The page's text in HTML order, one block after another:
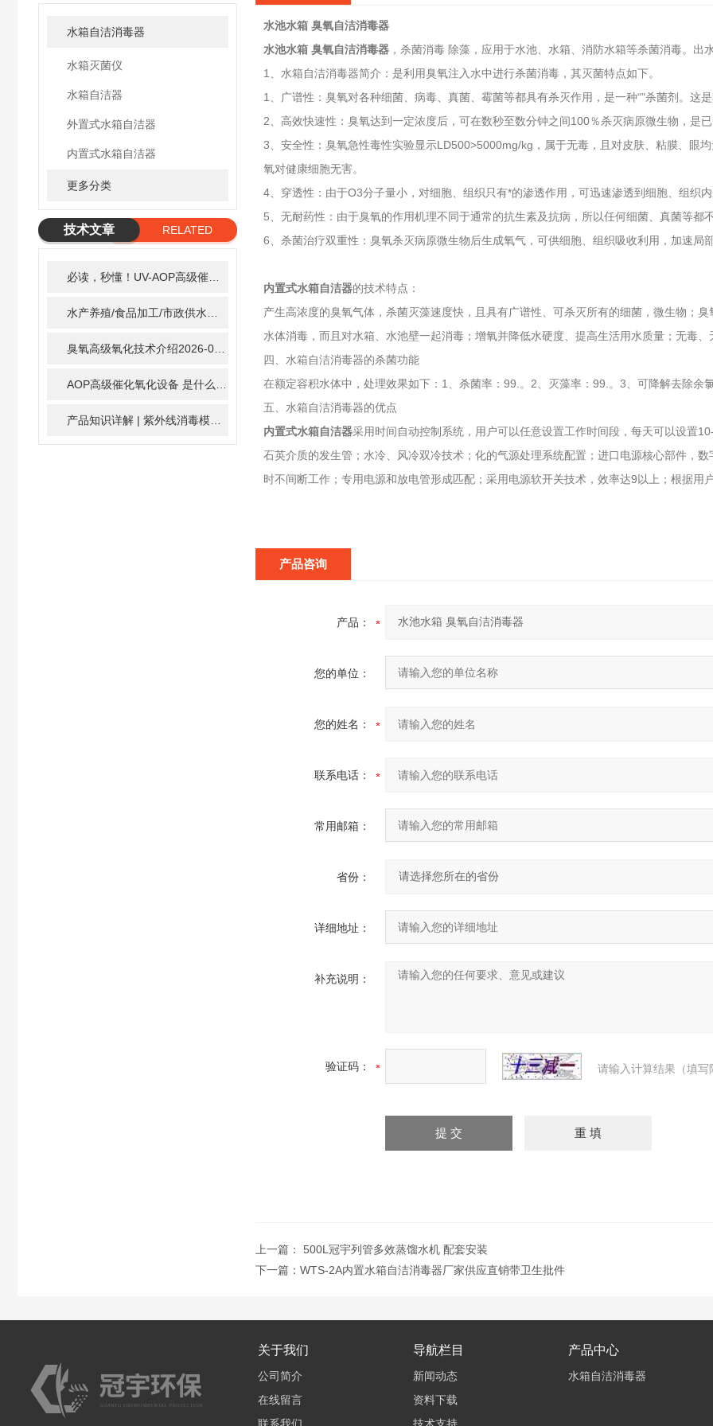
水箱自洁消毒器
水箱灭菌仪
水箱自洁器
外置式水箱自洁器
内置式水箱自洁器
更多分类
技术文章
RELATED
2026-06-26
臭氧高级氧化技术介绍2026-02-27
2025-11-17
水池水箱 臭氧自洁消毒器
水池水箱 臭氧自洁消毒器 ，杀菌消毒 除藻，应用于水池、水箱、消防水箱等杀菌消毒。出
1、水箱自洁消毒器简介：是利用臭氧注入水中进行杀菌消毒，其灭菌特点如下。
1、广谱性：臭氧对各种细菌、病毒、真菌、霉菌等都具有杀灭作用，是一种“"杀菌剂。这是
2、高效快速性：臭氧达到一定浓度后，可在数秒至数分钟之间100％杀灭病原微生物，是已
3、安全性：臭氧急性毒性实验显示LD500>5000mg/kg，属于无毒，且对皮肤、粘膜、眼
氧对健康细胞无害。
4、穿透性：由于O3分子量小，对细胞、组织只有*的渗透作用，可迅速渗透到细胞、组织内
5、无耐药性：由于臭氧的作用机理不同于通常的抗生素及抗病，所以任何细菌、真菌等都
6、杀菌治疗双重性：臭氧杀灭病原微生物后生成氧气，可供细胞、组织吸收利用，加速局
内置式水箱自洁器的技术特点：
产生高浓度的臭氧气体，杀菌灭藻速度快，且具有广谱性、可杀灭所有的细菌，微生物；
水体消毒，而且对水箱、水池壁一起消毒；增氧并降低水硬度、提高生活用水质量；无毒、
四、水箱自洁消毒器的杀菌功能
在额定容积水体中，处理效果如下：1、杀菌率：99.。2、灭藻率：99.。3、可降解去除余氯
五、水箱自洁消毒器的优点
内置式水箱自洁器采用时间自动控制系统，用户可以任意设置工作时间段，每天可以设置
石英介质的发生管；水冷、风冷双冷技术；化的气源处理系统配置；进口电源核心部件，
时不间断工作；专用电源和放电管形成匹配；采用电源软开关技术，效率达9以上；根据用
产品咨询
产品：
您的单位：
您的姓名：
联系电话：
常用邮箱：
省份：
详细地址：
补充说明：
验证码： 请输入计算结果（填
上一篇： 500L冠宇列管多效蒸馏水机 配套安装
下一篇： WTS-2A内置水箱自洁消毒器厂家供应直销带卫生批件
关于我们
公司简介
在线留言
导航栏目
新闻动态
资料下载
产品中心
水箱自洁消毒器